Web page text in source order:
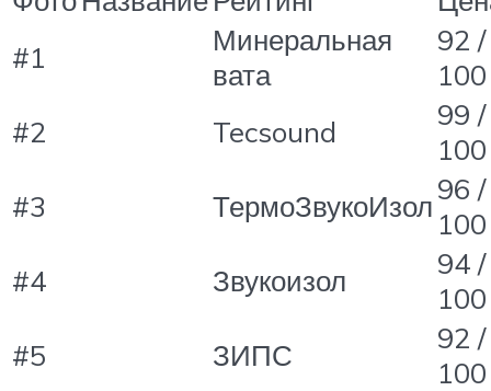
#1
Минеральная
вата
92 /
100
#2
Tecsound
99 /
100
#3
ТермоЗвукоИзол96 /
100
#4
Звукоизол
94 /
100
#5
ЗИПС
92 /
100